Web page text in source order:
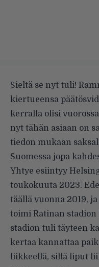
Sieltä se nyt tuli!
kiertueensa
kerralla olisi
nyt tähän asiaan on
tiedon mukaan
Suomessa jopa
Yhtye esiintyy
toukokuuta 2023.
täällä vuonna 2019,
toimi Ratinan stadion
stadion tuli täyteen
kertaa kannattaa
liikkeellä, sillä liput